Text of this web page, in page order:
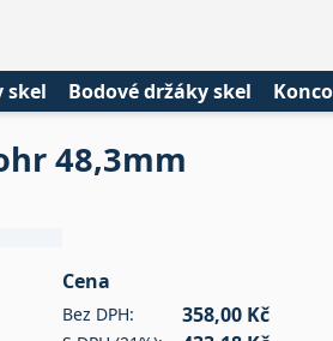
skel Bodové držáky skel
48,3mm
Cena
Bez DPH: 358,00 Kč